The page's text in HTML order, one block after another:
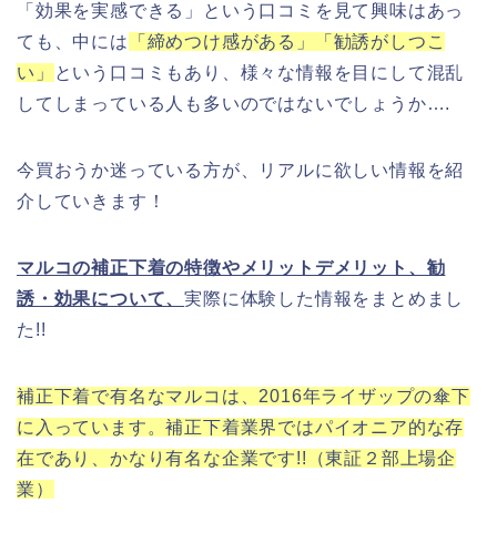
「効果を実感できる」という口コミを見て興味はあっ
ても、中には
「締めつけ感がある」「勧誘がしつこ
い」
という口コミもあり、様々な情報を目にして混乱
してしまっている人も多いのではないでしょうか….
今買おうか迷っている方が、リアルに欲しい情報を紹
介していきます！
マルコの補正下着の特徴やメリットデメリット、勧
誘・効果について、実際に体験した情報をまとめまし
た!!
補正下着で有名なマルコは、2016年ライザップの傘下
に入っています。補正下着業界ではパイオニア的な存
在であり、かなり有名な企業です!!（東証２部上場企
業）